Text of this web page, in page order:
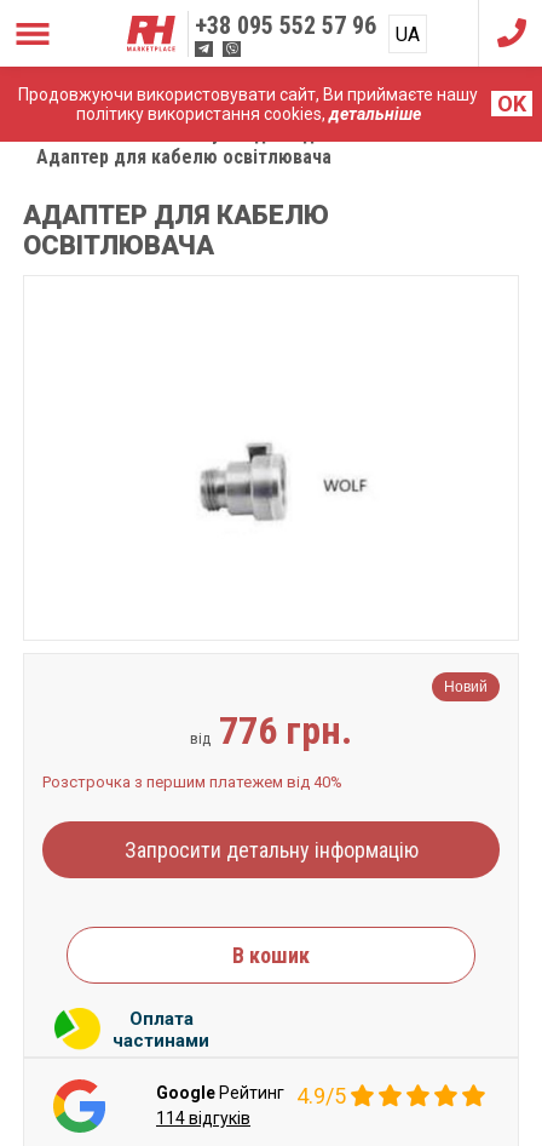
Продовжуючи використовувати сайт, Ви приймаєте нашу
політику використання cookies,детальніше OK
+38 095 552 57 96 UA
RU
Адаптер для кабелю освітлювача
АДАПТЕР ДЛЯ КАБЕЛЮ
ОСВІТЛЮВАЧА
Новий
від 776 грн.
Розстрочка з першим платежем від 40%
Запросити детальну інформацію
В кошик
Оплата
частинами
Google Рейтинг 4.9/5
114 відгуків